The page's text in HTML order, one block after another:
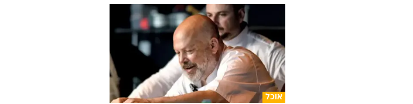
סלבס
מאוהבים מתמיד: יעל שלביה ולאנס סטרול